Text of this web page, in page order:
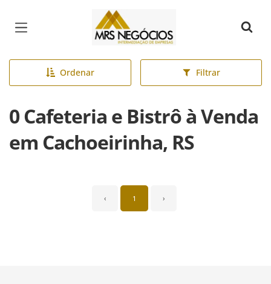
Página inicial
Ordenar Filtrar
0 Cafeteria e Bistrô à Venda
em Cachoeirinha, RS
‹ 1 ›